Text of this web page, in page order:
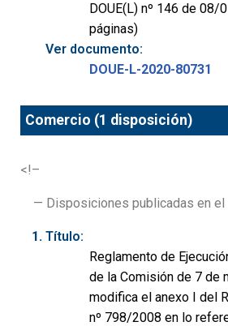
DOUE(L) nº 146 de 08/
páginas)
Ver documento:
DOUE-L-2020-80731
Comercio (1 disposición)
<!–
— Disposiciones publicadas en el
Título:
Reglamento de
de la Comisión de 7 de
modifica el anexo I del
nº 798/2008 en lo